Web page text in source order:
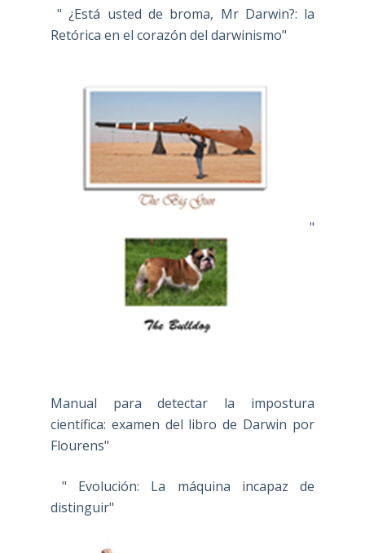
" ¿Está usted de broma, Mr Darwin?: la
Retórica en el corazón del darwinismo"
"
Manual para detectar la impostura
científica: examen del libro de Darwin por
Flourens"
" Evolución: La máquina incapaz de
distinguir"